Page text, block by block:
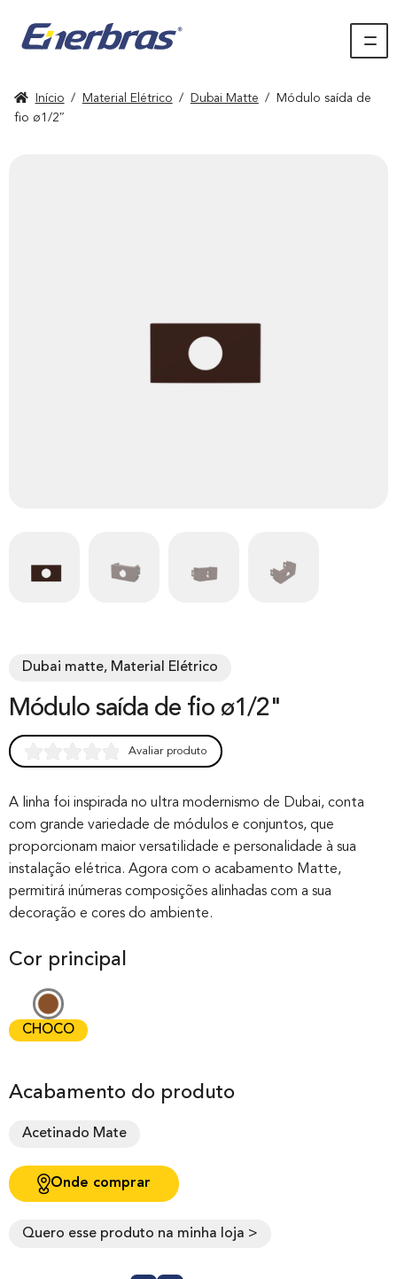
Início / Material Elétrico / Dubai Matte /
Módulo saída de
fio ø1/2″
Dubai matte, Material Elétrico
Módulo saída de fio ø1/2"
out of 0
based on
customer
rating
Avaliar produto
A linha foi inspirada no ultra modernismo de Dubai, conta
com grande variedade de módulos e conjuntos, que
proporcionam maior versatilidade e personalidade à sua
instalação elétrica. Agora com o acabamento Matte,
permitirá inúmeras composições alinhadas com a sua
decoração e cores do ambiente.
Cor principal
CHOCO
Acabamento do produto
Acetinado Mate
Onde comprar
Quero esse produto na minha loja >